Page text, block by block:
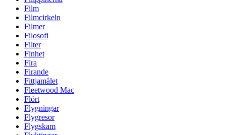
Film
Filmcirkeln
Filmer
Filosofi
Filter
Finhet
Fira
Firande
Fittjamålet
Fleetwood Mac
Flört
Flygningar
Flygresor
Flygskam